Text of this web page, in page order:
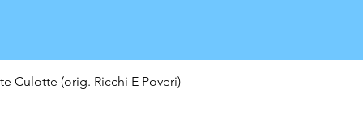
Culotte (orig. Ricchi E Poveri)